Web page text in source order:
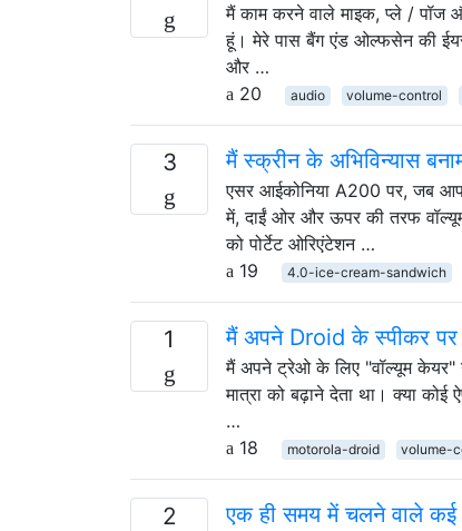
मैं काम करने वाले माइक, प्ले / पॉज
हूं। मेरे पास बैंग एंड ओल्फसेन की
और …
20
audio volume-control
3 मैं स्क्रीन के अभिविन्यास
एसर आईकोनिया A200 पर, जब आप
में, दाईं ओर और ऊपर की तरफ
को पोर्टेट ओरिएंटेशन …
19
4.0-ice-cream-sandwich
1 मैं अपने Droid के स्पीकर पर
मैं अपने ट्रेओ के लिए "वॉल्यूम केयर"
मात्रा को बढ़ाने देता था। क्या
…
18
motorola-droid volume-
2 एक ही समय में चलने वाले